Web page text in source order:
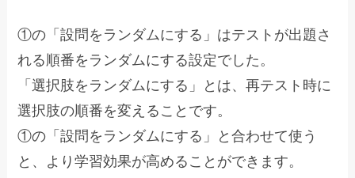
①の「設問をランダムにする」はテストが出題さ
れる順番をランダムにする設定でした。
「選択肢をランダムにする」とは、再テスト時に
選択肢の順番を変えることです。
①の「設問をランダムにする」と合わせて使う
と、より学習効果が高めることができます。